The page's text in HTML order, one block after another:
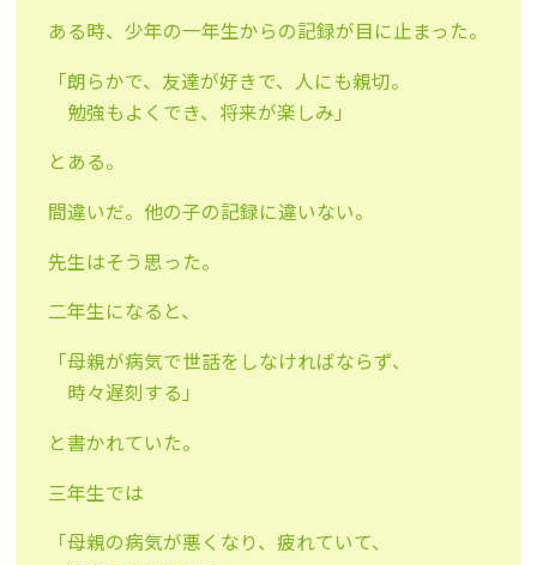
ある時、少年の一年生からの記録が目に止まった。
「朗らかで、友達が好きで、人にも親切。
勉強もよくでき、将来が楽しみ」
とある。
間違いだ。他の子の記録に違いない。
先生はそう思った。
二年生になると、
「母親が病気で世話をしなければならず、
時々遅刻する」
と書かれていた。
三年生では
「母親の病気が悪くなり、疲れていて、